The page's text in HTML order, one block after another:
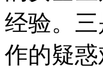
经验。
作的疑